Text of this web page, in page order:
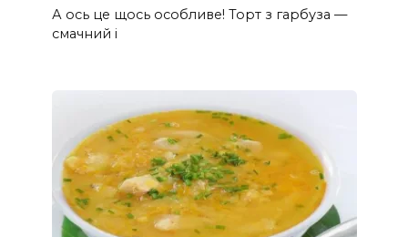
А ось це щось особливе! Торт з гарбуза —
смачний і